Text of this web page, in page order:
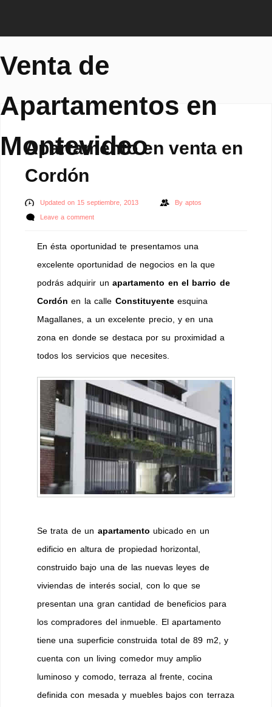
Venta de
Apartamentos en
Montevideo
Apartamento en venta en
Cordón
Updated on 15 septiembre, 2013 By aptos
Leave a comment
En ésta oportunidad te presentamos una
excelente oportunidad de negocios en la que
podrás adquirir unapartamento en el barrio de
Cordón en la calle Constituyenteesquina
Magallanes, a un excelente precio, y en una
zona en donde se destaca por su proximidad a
todos los servicios que necesites.
Se trata de un apartamento ubicado en un
edificio en altura de propiedad horizontal,
construido bajo una de las nuevas leyes de
viviendas de interés social, con lo que se
presentan una gran cantidad de beneficios para
los compradores del inmueble. El apartamento
tiene una superficie construida total de 89 m2, y
cuenta con un living comedor muy amplio
luminoso y comodo, terraza al frente, cocina
definida con mesada y muebles bajos con terraza